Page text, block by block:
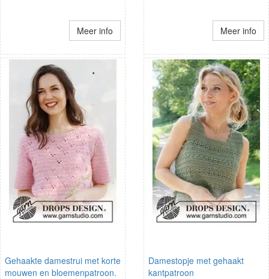
Meer info Meer info
Gehaakte damestrui met korte
mouwen en bloemenpatroon.
Damestopje met gehaakt
kantpatroon